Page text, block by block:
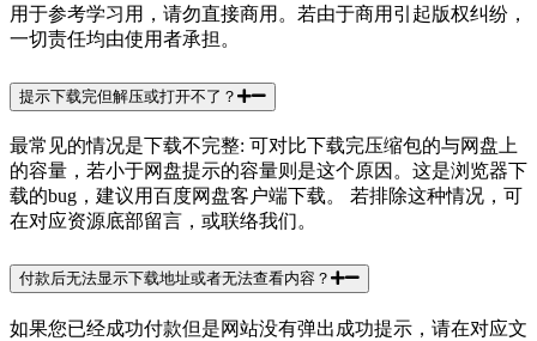
用于参考学习用，请勿直接商用。若由于商用引起版权纠纷，
一切责任均由使用者承担。
提示下载完但解压或打开不了？
最常见的情况是下载不完整: 可对比下载完压缩包的与网盘上
的容量，若小于网盘提示的容量则是这个原因。这是浏览器下
载的bug，建议用百度网盘客户端下载。 若排除这种情况，可
在对应资源底部留言，或联络我们。
付款后无法显示下载地址或者无法查看内容？
如果您已经成功付款但是网站没有弹出成功提示，请在对应文